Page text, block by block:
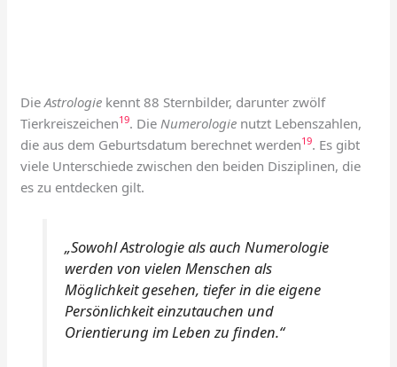
DieAstrologie kennt 88 Sternbilder, darunter zwölf
Tierkreiszeichen19. Die Numerologie nutzt Lebenszahlen,
die aus dem Geburtsdatum berechnet werden19. Es gibt
viele Unterschiede zwischen den beiden Disziplinen, die
es zu entdecken gilt.
„Sowohl Astrologie als auch Numerologie
werden von vielen Menschen als
Möglichkeit gesehen, tiefer in die eigene
Persönlichkeit einzutauchen und
Orientierung im Leben zu finden.“